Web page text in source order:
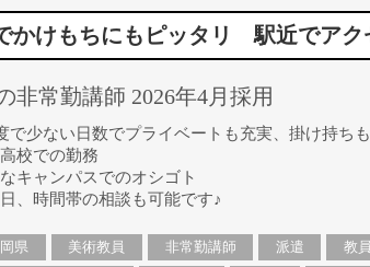
かけもちにもピッタリ 駅近でアク
非常勤講師 2026年4月採用
で少ない日数でプライベートも充実、掛け持ちも
校での勤務
キャンパスでのオシゴト
、時間帯の相談も可能です♪
県 美術教員 非常勤講師 派遣
教